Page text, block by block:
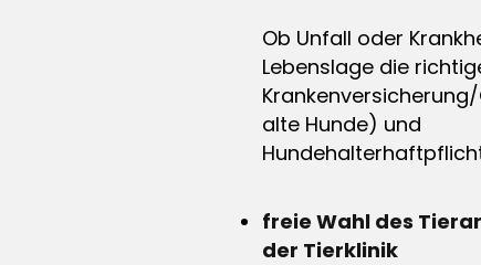
Ob Unfall oder
Lebenslage die
alte Hunde) und
freie Wahl des
der Tierklinik